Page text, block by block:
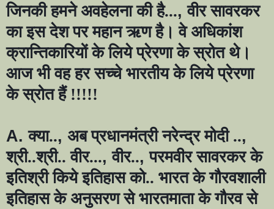
जिनकी हमने अवहेलना की है...,वीर सावरकर
का इस देश पर महान ऋण है। वे अधिकांश
क्रान्तिकारियों के लिये प्रेरणा के स्रोत थे।
आज भी वह हर सच्चे भारतीय के लिये प्रेरणा
के स्रोत हैं !!!!!
A.क्या.., अब प्रधानमंत्री नरेन्द्र मोदी ..,
श्री..श्री.. वीर...,वीर..,परमवीर सावरकर के
इतिश्री किये इतिहास को.. भारत के गौरवशाली
इतिहास के अनुसरण से भारतमाता के गौरव से